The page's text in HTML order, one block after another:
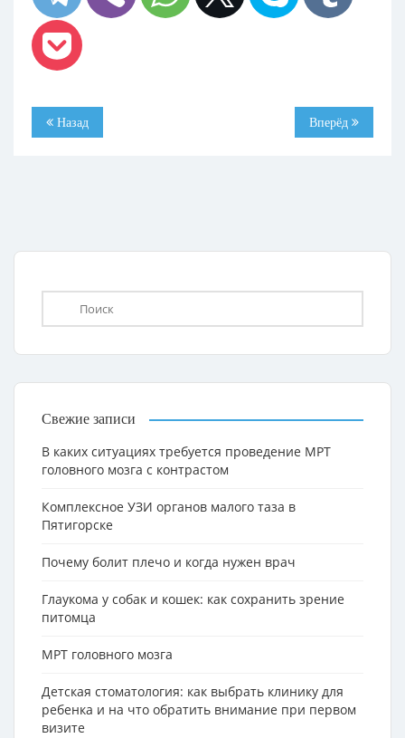
Назад Вперёд
Свежие записи
В каких ситуациях требуется проведение МРТ
головного мозга с контрастом
Комплексное УЗИ органов малого таза в
Пятигорске
Почему болит плечо и когда нужен врач
Глаукома у собак и кошек: как сохранить зрение
питомца
МРТ головного мозга
Детская стоматология: как выбрать клинику для
ребенка и на что обратить внимание при первом
визите